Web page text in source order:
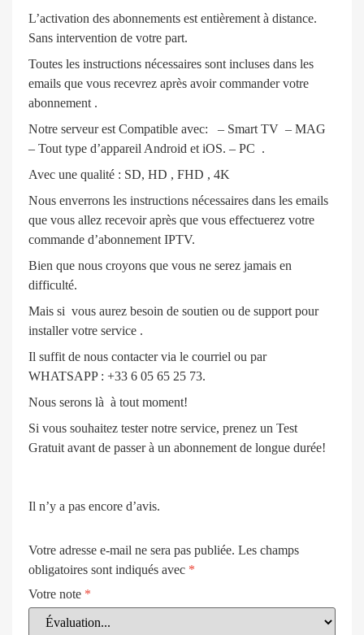
L’activation des abonnements est entièrement à distance.
Sans intervention de votre part.
Toutes les instructions nécessaires sont incluses dans les
emails que vous recevrez après avoir commander votre
abonnement .
Notre serveur est Compatible avec: – Smart TV – MAG
– Tout type d’appareil Android et iOS. – PC .
Avec une qualité : SD, HD , FHD , 4K
Nous enverrons les instructions nécessaires dans les emails
que vous allez recevoir après que vous effectuerez votre
commande d’abonnement IPTV.
Bien que nous croyons que vous ne serez jamais en
difficulté.
Mais si vous aurez besoin de soutien ou de support pour
installer votre service .
Il suffit de nous contacter via le courriel ou par
WHATSAPP : +33 6 05 65 25 73.
Nous serons là à tout moment!
Si vous souhaitez tester notre service, prenez un Test
Gratuit avant de passer à un abonnement de longue durée!
Il n’y a pas encore d’avis.
Votre adresse e-mail ne sera pas publiée. Les champs
obligatoires sont indiqués avec *
Votre note *